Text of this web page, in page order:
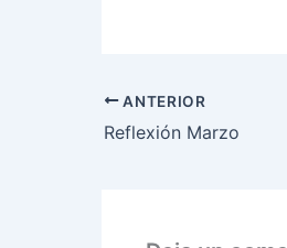
ANTERIOR
Reflexión Marzo